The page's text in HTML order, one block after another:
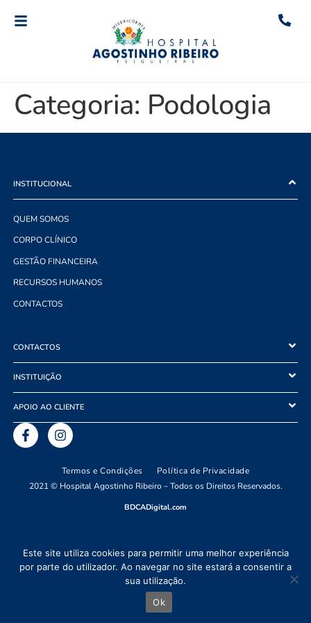
Categoria: Podologia
INSTITUCIONAL
QUEM SOMOS
CORPO CLÍNICO
GESTÃO FINANCEIRA
RECURSOS HUMANOS
CONTACTOS
CONTACTOS
INSTITUIÇÃO
APOIO AO CLIENTE
Termos e Condições
Política de Privacidade
2021 © Hospital Agostinho Ribeiro – Todos os Direitos Reservados.
BDCADigital.com
Este site utiliza cookies para permitir uma melhor experiência
por parte do utilizador. Ao navegar no site estará a consentir a
sua utilização.
Ok